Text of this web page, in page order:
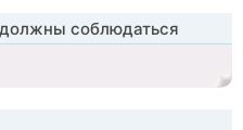
соблюдаться